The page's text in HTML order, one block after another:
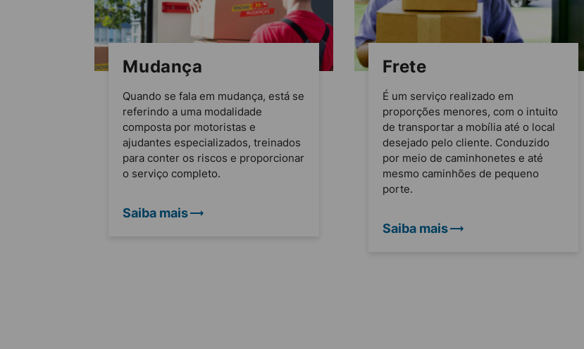
Mudança
Quando se fala em mudança, está se
referindo a uma modalidade
composta por motoristas e
ajudantes especializados, treinados
para conter os riscos e proporcionar
o serviço completo.
Saiba mais
Frete
É um serviço realizado em
proporções menores, com o intuito
de transportar a mobília até o local
desejado pelo cliente. Conduzido
por meio de caminhonetes e até
mesmo caminhões de pequeno
porte.
Saiba mais